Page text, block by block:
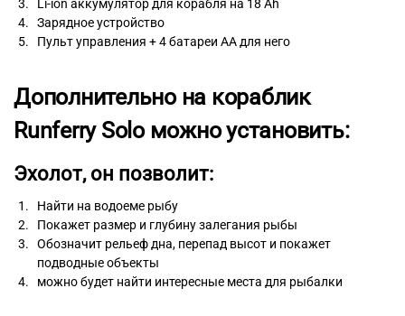
Li-ion аккумулятор для корабля на 18 Ah
Зарядное устройство
Пульт управления + 4 батареи АА для него
Дополнительно на кораблик
Runferry Solo можно установить:
Эхолот, он позволит:
Найти на водоеме рыбу
Покажет размер и глубину залегания рыбы
Обозначит рельеф дна, перепад высот и покажет
подводные объекты
можно будет найти интересные места для рыбалки